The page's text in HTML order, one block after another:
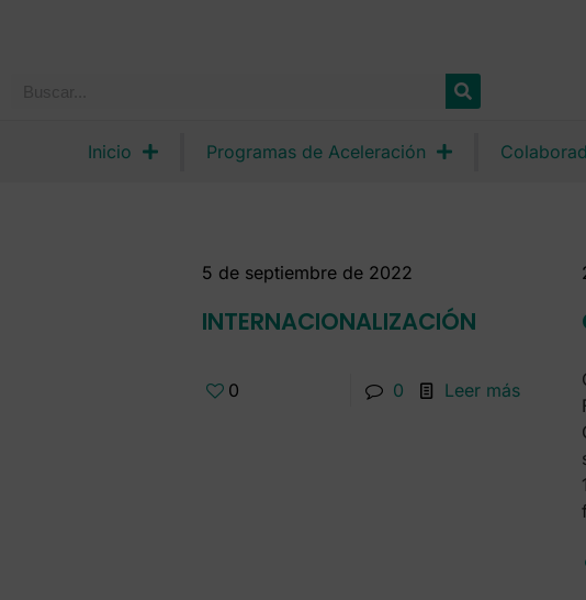
Inicio Programas de Aceleración
5 de septiembre de 2022
INTERNACIONALIZACIÓN
0 0 Leer más